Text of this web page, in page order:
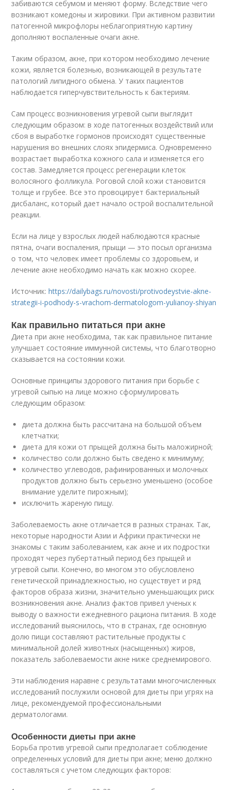
забиваются себумом и меняют форму. Вследствие чего
возникают комедоны и жировики. При активном развитии
патогенной микрофлоры неблагоприятную картину
дополняют воспаленные очаги акне.
Таким образом, акне, при котором необходимо лечение
кожи, является болезнью, возникающей в результате
патологий липидного обмена. У таких пациентов
наблюдается гиперчувствительность к бактериям.
Сам процесс возникновения угревой сыпи выглядит
следующим образом: в ходе патогенных воздействий или
сбоя в выработке гормонов происходят существенные
нарушения во внешних слоях эпидермиса. Одновременно
возрастает выработка кожного сала и изменяется его
состав. Замедляется процесс регенерации клеток
волосяного фолликула. Роговой слой кожи становится
толще и грубее. Все это провоцирует бактериальный
дисбаланс, который дает начало острой воспалительной
реакции.
Если на лице у взрослых людей наблюдаются красные
пятна, очаги воспаления, прыщи — это посыл организма
о том, что человек имеет проблемы со здоровьем, и
лечение акне необходимо начать как можно скорее.
Источник:https://dailybags.ru/novosti/protivodeystvie-akne-
strategii-i-podhody-s-vrachom-dermatologom-yulianoy-shiyan
Как правильно питаться при акне
Диета при акне необходима, так как правильное питание
улучшает состояние иммунной системы, что благотворно
сказывается на состоянии кожи.
Основные принципы здорового питания при борьбе с
угревой сыпью на лице можно сформулировать
следующим образом:
диета должна быть рассчитана на большой объем
клетчатки;
диета для кожи от прыщей должна быть маложирной;
количество соли должно быть сведено к минимуму;
количество углеводов, рафинированных и молочных
продуктов должно быть серьезно уменьшено (особое
внимание уделите пирожным);
исключить жареную пищу.
Заболеваемость акне отличается в разных странах. Так,
некоторые народности Азии и Африки практически не
знакомы с таким заболеванием, как акне и их подростки
проходят через пубертатный период без прыщей и
угревой сыпи. Конечно, во многом это обусловлено
генетической принадлежностью, но существует и ряд
факторов образа жизни, значительно уменьшающих риск
возникновения акне. Анализ фактов привел ученых к
выводу о важности ежедневного рациона питания. В ходе
исследований выяснилось, что в странах, где основную
долю пищи составляют растительные продукты с
минимальной долей животных (насыщенных) жиров,
показатель заболеваемости акне ниже среднемирового.
Эти наблюдения наравне с результатами многочисленных
исследований послужили основой для диеты при угрях на
лице, рекомендуемой профессиональными
дерматологами.
Особенности диеты при акне
Борьба против угревой сыпи предполагает соблюдение
определенных условий для диеты при акне; меню должно
составляться с учетом следующих факторов: